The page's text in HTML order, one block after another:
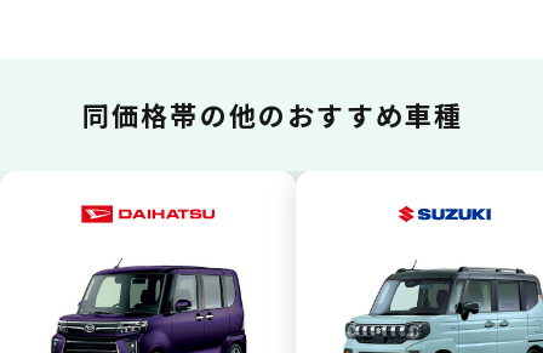
ポイント還元
カードで支払い
同価格帯の他のおすすめ車種